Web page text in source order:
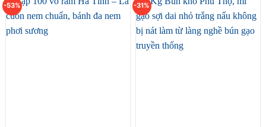
-53% -31%